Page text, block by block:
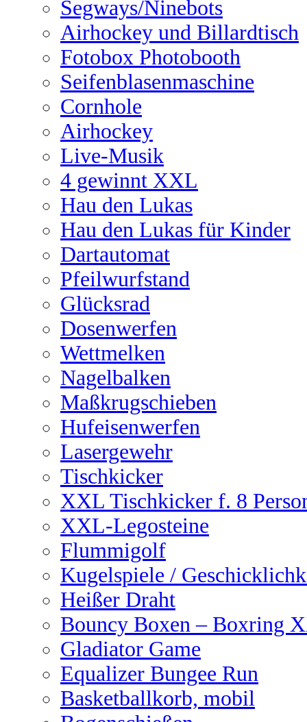
Segways/Ninebots
Airhockey und Billardtisch
Fotobox Photobooth
Seifenblasenmaschine
Cornhole
Airhockey
Live-Musik
4 gewinnt XXL
Hau den Lukas
Hau den Lukas für Kinder
Dartautomat
Pfeilwurfstand
Glücksrad
Dosenwerfen
Wettmelken
Nagelbalken
Maßkrugschieben
Hufeisenwerfen
Lasergewehr
Tischkicker
XXL Tischkicker f. 8
XXL-Legosteine
Flummigolf
Kugelspiele /
Heißer Draht
Bouncy Boxen – Boxring
Gladiator Game
Equalizer Bungee Run
Basketballkorb, mobil